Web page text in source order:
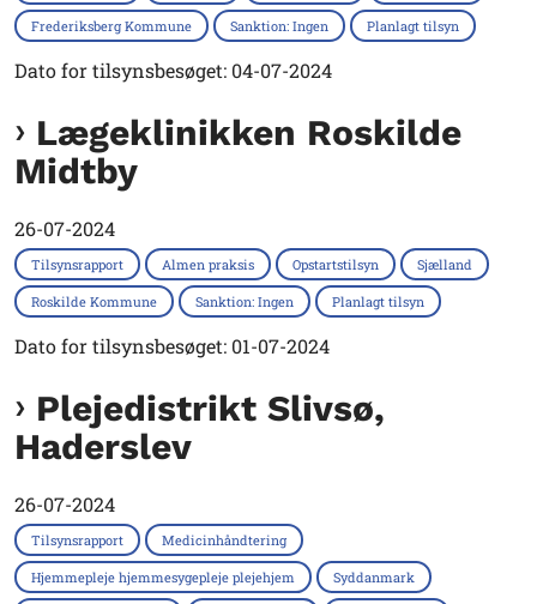
Frederiksberg Kommune Sanktion: Ingen Planlagt tilsyn
Dato for tilsynsbesøget: 04-07-2024
Lægeklinikken Roskilde
Midtby
26-07-2024
Tilsynsrapport Almen praksis Opstartstilsyn Sjælland
Roskilde Kommune Sanktion: Ingen Planlagt tilsyn
Dato for tilsynsbesøget: 01-07-2024
Plejedistrikt Slivsø,
Haderslev
26-07-2024
Tilsynsrapport Medicinhåndtering
Hjemmepleje hjemmesygepleje plejehjem Syddanmark